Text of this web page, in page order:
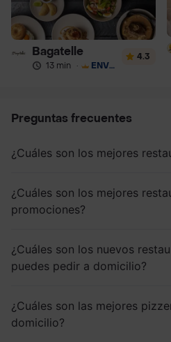
Bagatelle
13 min · ENVÍO GRATIS
4.3
Preguntas frecuentes
¿Cuáles son los mejores
¿Cuáles son los mejores
promociones?
¿Cuáles son los nuevos
puedes pedir a domicilio?
¿Cuáles son las mejores
domicilio?